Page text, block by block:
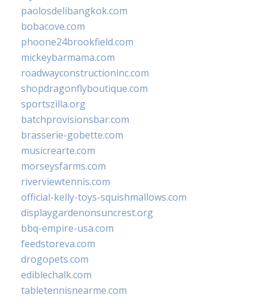
paolosdelibangkok.com
bobacove.com
phoone24brookfield.com
mickeybarmama.com
roadwayconstructioninc.com
shopdragonflyboutique.com
sportszilla.org
batchprovisionsbar.com
brasserie-gobette.com
musicrearte.com
morseysfarms.com
riverviewtennis.com
official-kelly-toys-squishmallows.com
displaygardenonsuncrest.org
bbq-empire-usa.com
feedstoreva.com
drogopets.com
ediblechalk.com
tabletennisnearme.com